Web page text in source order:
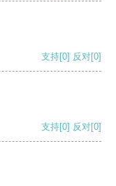
支持[0] 反对[0]
支持[0] 反对[0]